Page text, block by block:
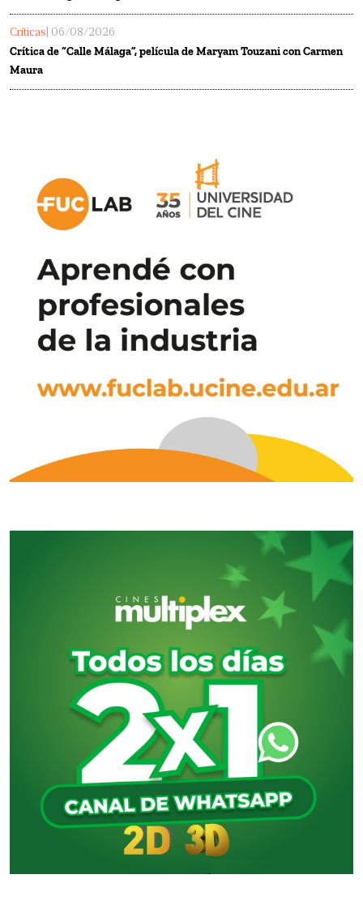
Críticas | 06/08/2026
Crítica de “Calle Málaga”, película de Maryam Touzani con Carmen
Maura